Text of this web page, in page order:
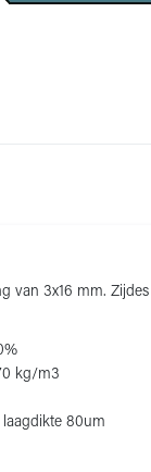
van 3x16 mm.
kg/m3
80um